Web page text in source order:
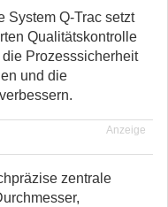
System Q-Trac setzt
Qualitätskontrolle
Prozesssicherheit
und die
Anzeige
zentrale